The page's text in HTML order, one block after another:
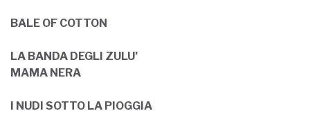
BALE OF COTTON
LA BANDA DEGLI ZULU’
MAMA NERA
I NUDI SOTTO LA PIOGGIA